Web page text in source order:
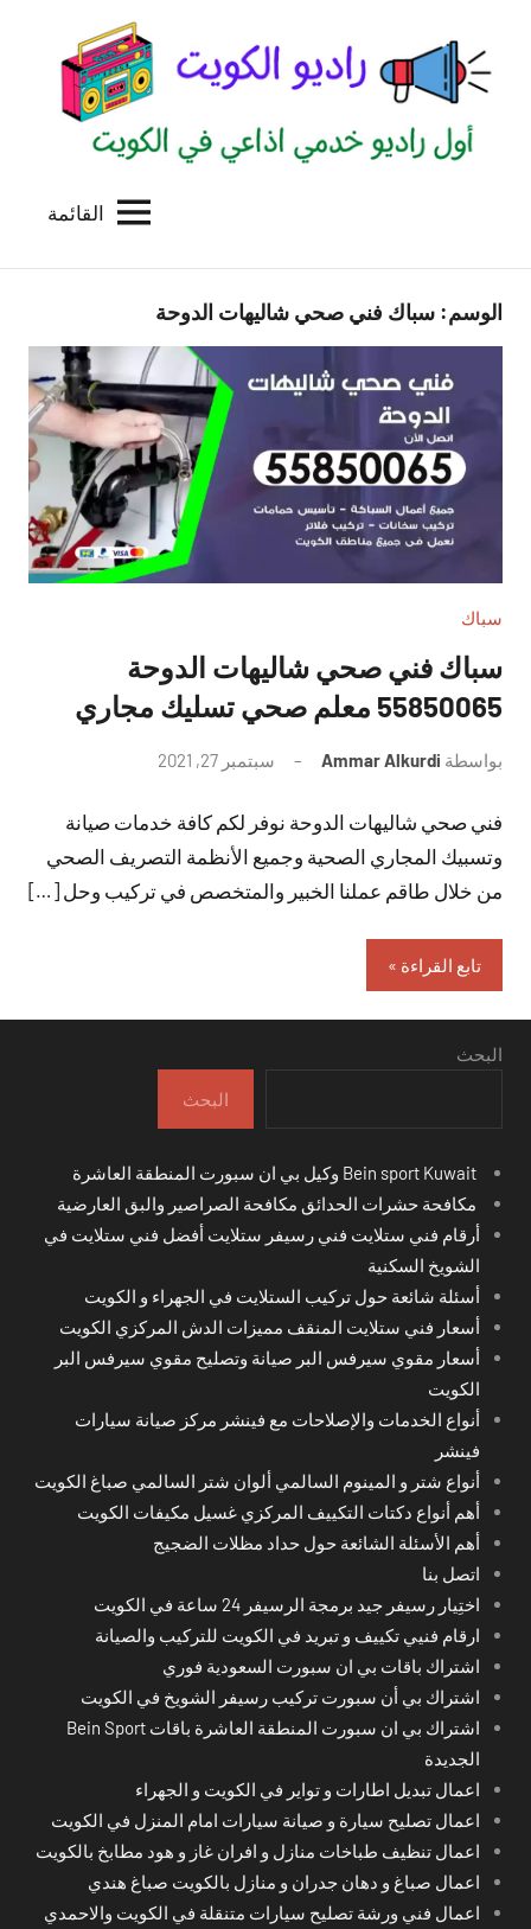
المحتوى
الكويت
للاعلانات
القائمة
الوسم: سباك فني صحي شاليهات الدوحة
سباك
سباك فني صحي شاليهات الدوحة
55850065 معلم صحي تسليك مجاري
بواسطة Ammar Alkurdi سبتمبر 27, 2021
تعليقات
فني صحي شاليهات الدوحة نوفر لكم كافة خدمات صيانة
وتسبيك المجاري الصحية وجميع الأنظمة التصريف الصحي
من خلال طاقم عملنا الخبير والمتخصص في تركيب وحل […]
تابع القراءة
البحث
البحث
مكافحة حشرات الحدائق مكافحة الصراصير والبق العارضية
أرقام فني ستلايت فني رسيفر ستلايت أفضل فني ستلايت في
الشويخ السكنية
أسئلة شائعة حول تركيب الستلايت في الجهراء و الكويت
أسعار فني ستلايت المنقف مميزات الدش المركزي الكويت
أسعار مقوي سيرفس البر صيانة وتصليح مقوي سيرفس البر
الكويت
أنواع الخدمات والإصلاحات مع فينشر مركز صيانة سيارات
فينشر
أنواع شتر و المينوم السالمي ألوان شتر السالمي صباغ الكويت
أهم أنواع دكتات التكييف المركزي غسيل مكيفات الكويت
أهم الأسئلة الشائعة حول حداد مظلات الضجيج
اتصل بنا
اختِيار رسيفر جيد برمجة الرسيفر 24 ساعة في الكويت
ارقام فنيي تكييف و تبريد في الكويت للتركيب والصيانة
اشتراك باقات بي ان سبورت السعودية فوري
اشتراك بي أن سبورت تركيب رسيفر الشويخ في الكويت
اشتراك بي ان سبورت المنطقة العاشرة باقات Bein Sport
الجديدة
اعمال تبديل اطارات و تواير في الكويت و الجهراء
اعمال تصليح سيارة و صيانة سيارات امام المنزل في الكويت
اعمال تنظيف طباخات منازل و افران غاز و هود مطابخ بالكويت
اعمال صباغ و دهان جدران و منازل بالكويت صباغ هندي
اعمال فني ورشة تصليح سيارات متنقلة في الكويت والاحمدي